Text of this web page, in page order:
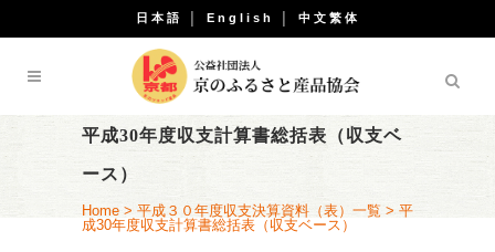
日本語 English 中文繁体
平成30年度収支計算書総括表（収支ベ
ース）
Home > 平成３０年度収支決算資料（表）一覧 > 平
成30年度収支計算書総括表（収支ベース）